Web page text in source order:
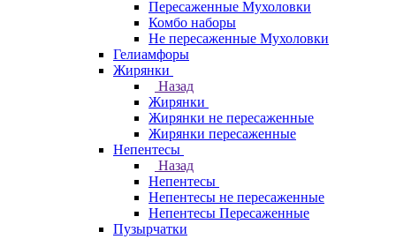
Пересаженные Мухоловки
Комбо наборы
Не пересаженные Мухоловки
Гелиамфоры
Жирянки
Назад
Жирянки
Жирянки не пересаженные
Жирянки пересаженные
Непентесы
Назад
Непентесы
Непентесы не пересаженные
Непентесы Пересаженные
Пузырчатки